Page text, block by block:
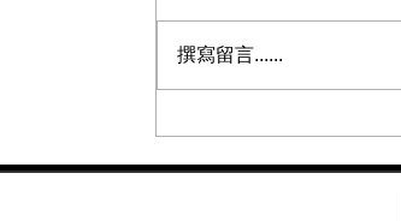
品牌行銷力
撰寫留言......